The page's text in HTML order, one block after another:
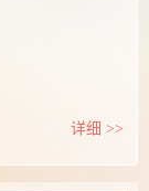
详细 >>